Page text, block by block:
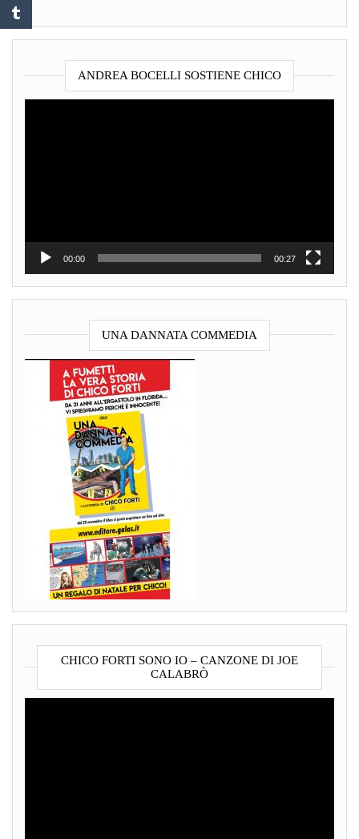
ANDREA BOCELLI SOSTIENE CHICO
00:00 00:27
UNA DANNATA COMMEDIA
CHICO FORTI SONO IO – CANZONE DI JOE
CALABRÒ